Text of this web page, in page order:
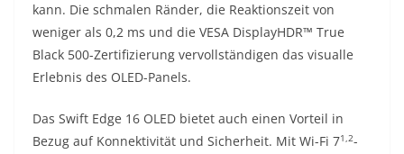
kann. Die schmalen Ränder, die Reaktionszeit von
weniger als 0,2 ms und die VESA DisplayHDR™ True
Black 500-Zertifizierung vervollständigen das visualle
Erlebnis des OLED-Panels.
Das Swift Edge 16 OLED bietet auch einen Vorteil in
Bezug auf Konnektivität und Sicherheit. Mit Wi-Fi 71,2-